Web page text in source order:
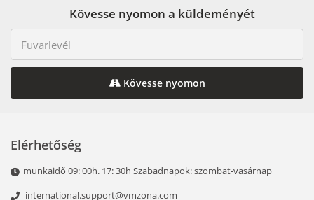
Kövesse nyomon a küldeményét
Kövesse nyomon
Elérhetőség
munkaidő 09: 00h. 17: 30h Szabadnapok: szombat-vasárnap
international.support@vmzona.com